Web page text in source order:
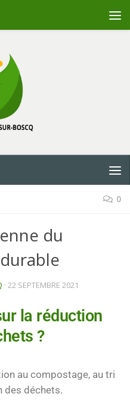
0
du
· 22 SEPTEMBRE 2021
la réduction
?
au compostage, au tri
des déchets.